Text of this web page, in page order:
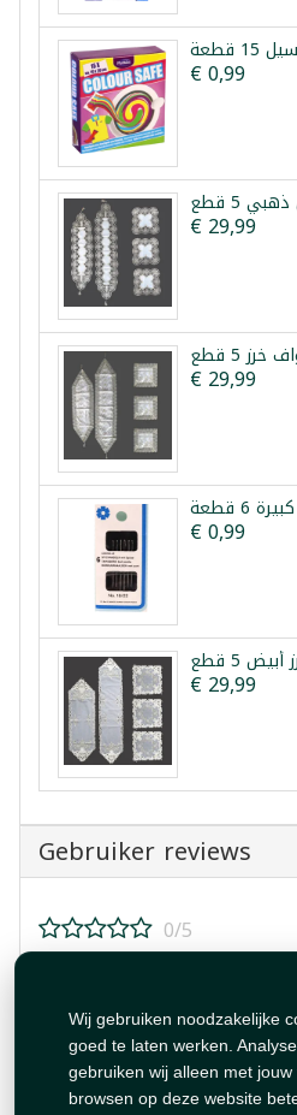
Wij gebruiken noodzakelijke
goed te laten werken.
gebruiken wij alleen met
browsen op deze website
قطعة
€ 0,99
€ 29,99
€ 29,99
6 قطعة
€ 0,99
5 قطع
€ 29,99
Gebruiker reviews
0/5